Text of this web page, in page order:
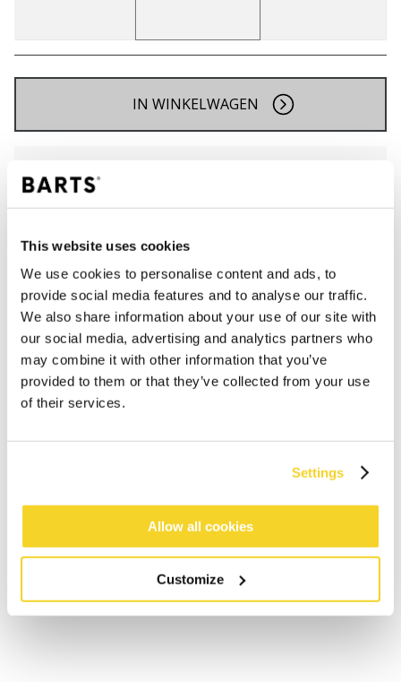
This website uses cookies
We use cookies to personalise content and ads, to
provide social media features and to analyse our traffic.
We also share information about your use of our site with
our social media, advertising and analytics partners who
may combine it with other information that you’ve
provided to them or that they’ve collected from your use
of their services.
Settings
Allow all cookies
Customize
IN WINKELWAGEN
worden geplaatst, worden dezelfde dag verzonden
Gratis verzending voor orders boven € 50,- binnen
BESCHRIJVING
Gebreide handschoenen voor jongens
70% gerecycled polyester
Nauwsluitende pasvorm
Perfect te combineren met de Chayse Col en Chayse
MATERIAAL EN DETAILS